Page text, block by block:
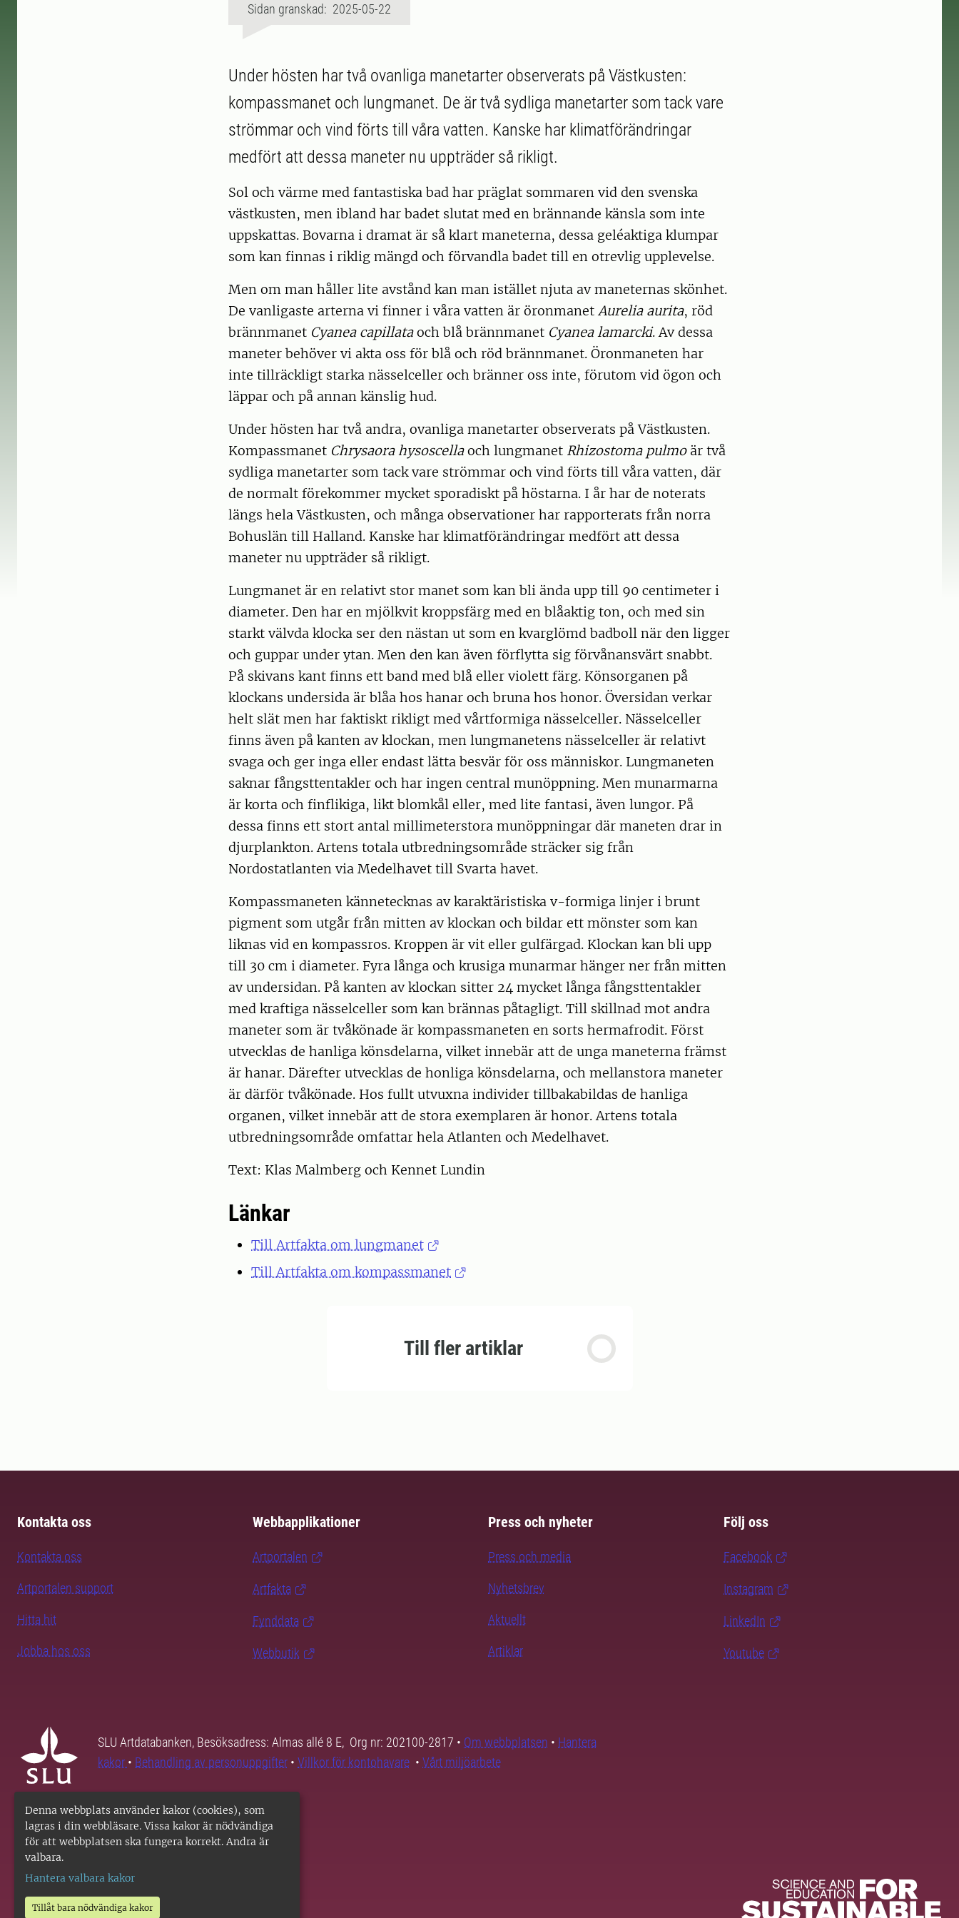
Denna webbplats använder kakor (cookies), som
lagras i din webbläsare. Vissa kakor är nödvändiga
för att webbplatsen ska fungera korrekt. Andra är
valbara.
Hantera valbara kakor
Tillåt bara nödvändiga kakor
Sidan granskad: 2025-05-22
Under hösten har två ovanliga manetarter observerats på Västkusten:
kompassmanet och lungmanet. De är två sydliga manetarter som tack vare
strömmar och vind förts till våra vatten. Kanske har klimatförändringar
medfört att dessa maneter nu uppträder så rikligt.
Sol och värme med fantastiska bad har präglat sommaren vid den svenska
västkusten, men ibland har badet slutat med en brännande känsla som inte
uppskattas. Bovarna i dramat är så klart maneterna, dessa geléaktiga klumpar
som kan finnas i riklig mängd och förvandla badet till en otrevlig upplevelse.
Men om man håller lite avstånd kan man istället njuta av maneternas skönhet.
De vanligaste arterna vi finner i våra vatten är öronmanet Aurelia aurita, röd
brännmanet Cyanea capillataoch blå brännmanet Cyanea lamarcki. Av dessa
maneter behöver vi akta oss för blå och röd brännmanet. Öronmaneten har
inte tillräckligt starka nässelceller och bränner oss inte, förutom vid ögon och
läppar och på annan känslig hud.
Under hösten har två andra, ovanliga manetarter observerats på Västkusten.
Kompassmanet Chrysaora hysoscellaoch lungmanet Rhizostoma pulmoär två
sydliga manetarter som tack vare strömmar och vind förts till våra vatten, där
de normalt förekommer mycket sporadiskt på höstarna. I år har de noterats
längs hela Västkusten, och många observationer har rapporterats från norra
Bohuslän till Halland. Kanske har klimatförändringar medfört att dessa
maneter nu uppträder så rikligt.
Lungmanet är en relativt stor manet som kan bli ända upp till 90 centimeter i
diameter. Den har en mjölkvit kroppsfärg med en blåaktig ton, och med sin
starkt välvda klocka ser den nästan ut som en kvarglömd badboll när den ligger
och guppar under ytan. Men den kan även förflytta sig förvånansvärt snabbt.
På skivans kant finns ett band med blå eller violett färg. Könsorganen på
klockans undersida är blåa hos hanar och bruna hos honor. Översidan verkar
helt slät men har faktiskt rikligt med vårtformiga nässelceller. Nässelceller
finns även på kanten av klockan, men lungmanetens nässelceller är relativt
svaga och ger inga eller endast lätta besvär för oss människor. Lungmaneten
saknar fångsttentakler och har ingen central munöppning. Men munarmarna
är korta och finflikiga, likt blomkål eller, med lite fantasi, även lungor. På
dessa finns ett stort antal millimeterstora munöppningar där maneten drar in
djurplankton. Artens totala utbredningsområde sträcker sig från
Nordostatlanten via Medelhavet till Svarta havet.
Kompassmaneten kännetecknas av karaktäristiska v-formiga linjer i brunt
pigment som utgår från mitten av klockan och bildar ett mönster som kan
liknas vid en kompassros. Kroppen är vit eller gulfärgad. Klockan kan bli upp
till 30 cm i diameter. Fyra långa och krusiga munarmar hänger ner från mitten
av undersidan. På kanten av klockan sitter 24 mycket långa fångsttentakler
med kraftiga nässelceller som kan brännas påtagligt. Till skillnad mot andra
maneter som är tvåkönade är kompassmaneten en sorts hermafrodit. Först
utvecklas de hanliga könsdelarna, vilket innebär att de unga maneterna främst
är hanar. Därefter utvecklas de honliga könsdelarna, och mellanstora maneter
är därför tvåkönade. Hos fullt utvuxna individer tillbakabildas de hanliga
organen, vilket innebär att de stora exemplaren är honor. Artens totala
utbredningsområde omfattar hela Atlanten och Medelhavet.
Text: Klas Malmberg och Kennet Lundin
Länkar
Till Artfakta om lungmanet
Till Artfakta om kompassmanet
Till fler artiklar
Kontakta oss
Kontakta oss
Artportalen support
Hitta hit
Jobba hos oss
Webbapplikationer
Artportalen
Artfakta
Fynddata
Webbutik
Press och nyheter
Press och media
Nyhetsbrev
Aktuellt
Artiklar
Följ oss
Facebook
Instagram
LinkedIn
Youtube
SLU Artdatabanken, Besöksadress: Almas allé 8 E, Org nr: 202100-2817 • Om webbplatsen • Hantera
kakor • Behandling av personuppgifter • Villkor för kontohavare • Vårt miljöarbete